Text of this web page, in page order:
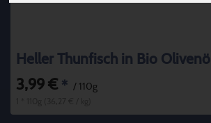
Heller Thunfisch in Bio Olivenöl
3,99 € * / 110g